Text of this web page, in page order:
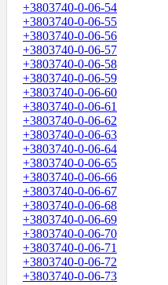
+3803740-0-06-54
+3803740-0-06-55
+3803740-0-06-56
+3803740-0-06-57
+3803740-0-06-58
+3803740-0-06-59
+3803740-0-06-60
+3803740-0-06-61
+3803740-0-06-62
+3803740-0-06-63
+3803740-0-06-64
+3803740-0-06-65
+3803740-0-06-66
+3803740-0-06-67
+3803740-0-06-68
+3803740-0-06-69
+3803740-0-06-70
+3803740-0-06-71
+3803740-0-06-72
+3803740-0-06-73